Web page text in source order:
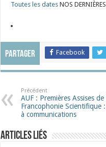
Toutes les dates NOS
Partager Facebook
Précédent
AUF : Premières Assises de
Francophonie Scientifique
à communications
Articles liés